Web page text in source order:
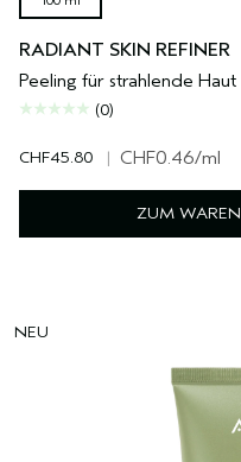
RADIANT SKIN REFINER
Peeling für strahlende Haut
(0)
CHF45.80 | CHF0.46/ml
ZUM
NEU